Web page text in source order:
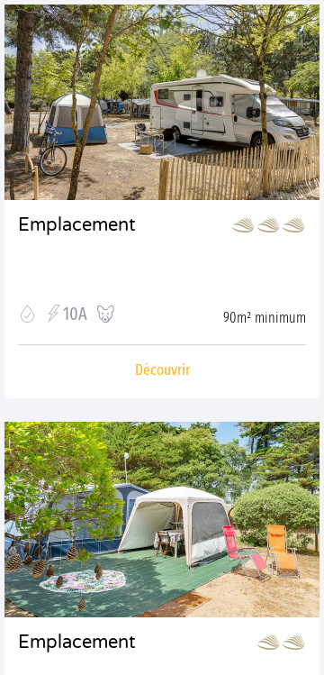
Emplacement
10A 90m² minimum
Découvrir
Emplacement